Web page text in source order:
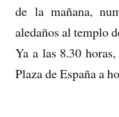
de la mañana,
aledaños al templo
Ya a las 8.30
Plaza de España a